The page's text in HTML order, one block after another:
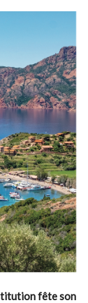
fête son